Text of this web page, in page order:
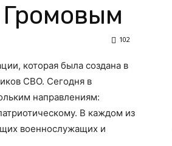
102
которая была создана в
СВО. Сегодня в
направлениям:
В каждом из
военнослужащих и